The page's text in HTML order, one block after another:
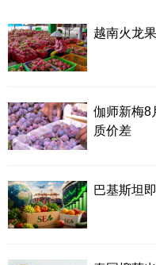
越南火龙
伽师新梅8
质价差
巴基斯坦